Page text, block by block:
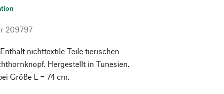
209797
nichttextile Teile tierischen
Hergestellt in Tunesien.
Größe L = 74 cm.